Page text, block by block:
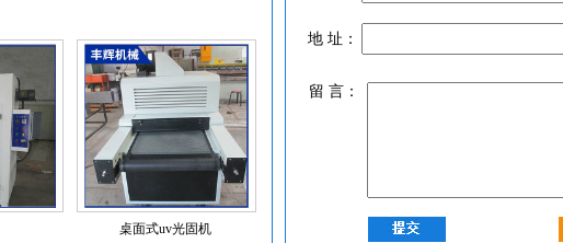
桌面式uv光固机
地 址：
留 言：